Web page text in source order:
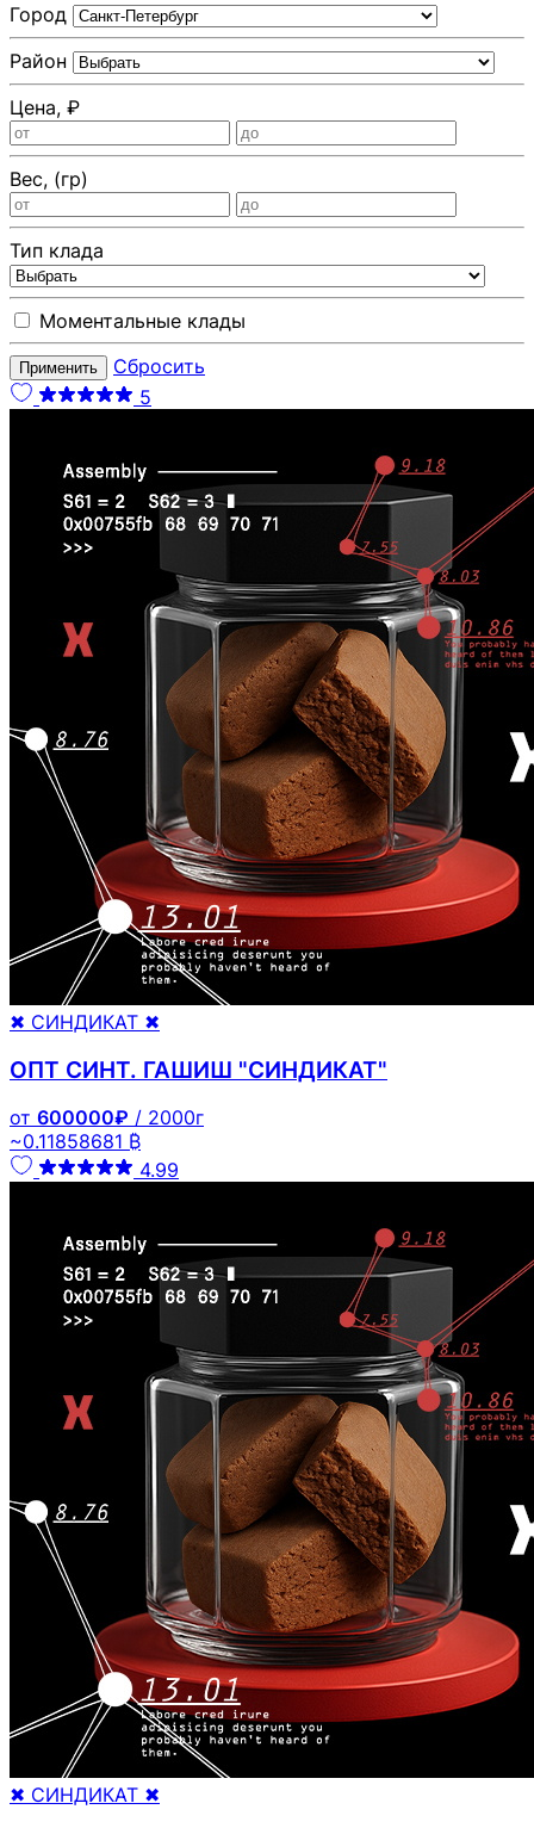
Город
Район
Цена, ₽
Вес, (гр)
Тип клада
Моментальные клады
Применить
Сбросить
5
✖ СИНДИКАТ ✖
ОПТ СИНТ. ГАШИШ "СИНДИКАТ"
от 600000₽ / 2000г
~0.11858681 ₿
4.99
✖ СИНДИКАТ ✖